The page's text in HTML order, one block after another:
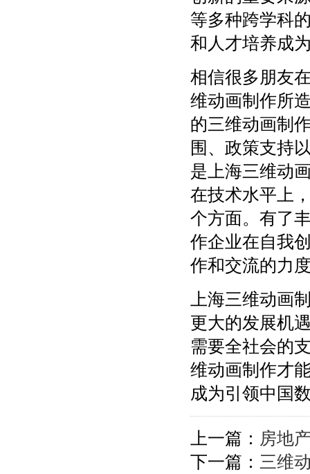
等多种跨学科
和人才培养成
相信很多朋友
维动画制作所
的三维动画制
围、政策支持
是上海三维动
在技术水平上
个方面。有了
作企业在自我
作和交流的力
上海三维动画
更大的发展机
需要全社会的
维动画制作才
成为引领中国
上一篇： 房地
下一篇： 三维